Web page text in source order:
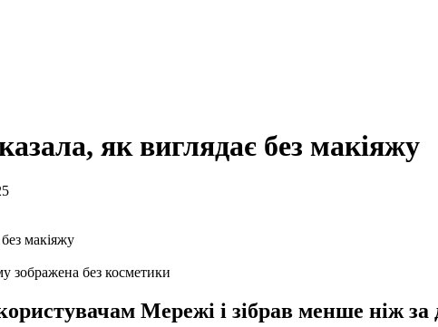
як виглядає без макіяжу
зображена без косметики
Мережі і зібрав менше ніж за